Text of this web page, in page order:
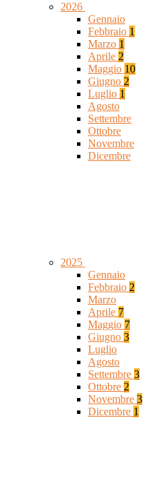
2026
Gennaio
Febbraio 1
Marzo 1
Aprile 2
Maggio 10
Giugno 2
Luglio 1
Agosto
Settembre
Ottobre
Novembre
Dicembre
2025
Gennaio
Febbraio 2
Marzo
Aprile 7
Maggio 7
Giugno 3
Luglio
Agosto
Settembre 3
Ottobre 2
Novembre 3
Dicembre 1